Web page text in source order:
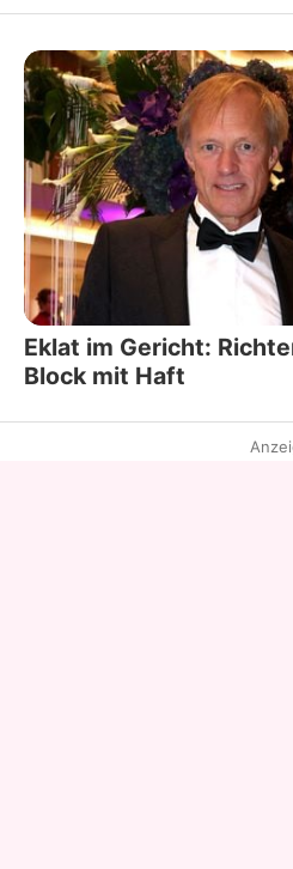
Eklat im Gericht:
Block mit Haft